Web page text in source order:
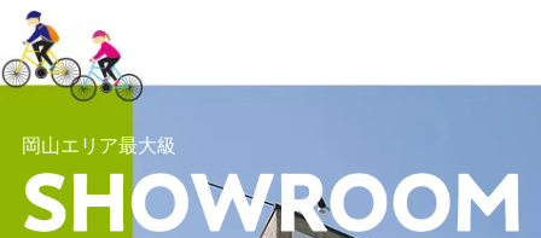
岡山エリア最大級